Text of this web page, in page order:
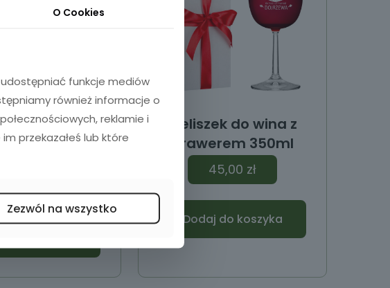
do wina z
330ml
39,00zł
Kieliszek do wina z
grawerem 350ml
45,00 zł
Dodaj do koszyka
O Cookies
funkcje mediów
również informacje o
reklamie i
przekazałeś lub które
Zezwól na wszystko